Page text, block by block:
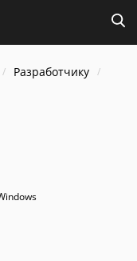
Разработчику